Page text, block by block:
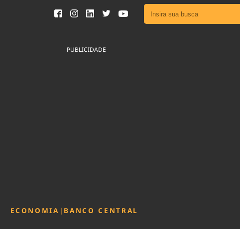
Ver todas as notícias
PUBLICIDADE
ECONOMIA | BANCO CENTRAL